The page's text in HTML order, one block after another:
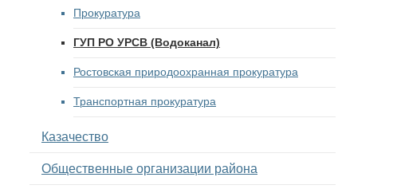
Прокуратура
ГУП РО УРСВ (Водоканал)
Ростовская природоохранная прокуратура
Транспортная прокуратура
Казачество
Общественные организации района